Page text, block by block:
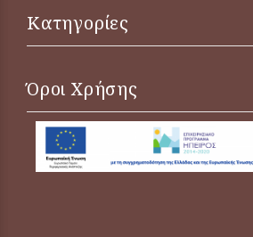
Κατηγορίες
Όροι Χρήσης